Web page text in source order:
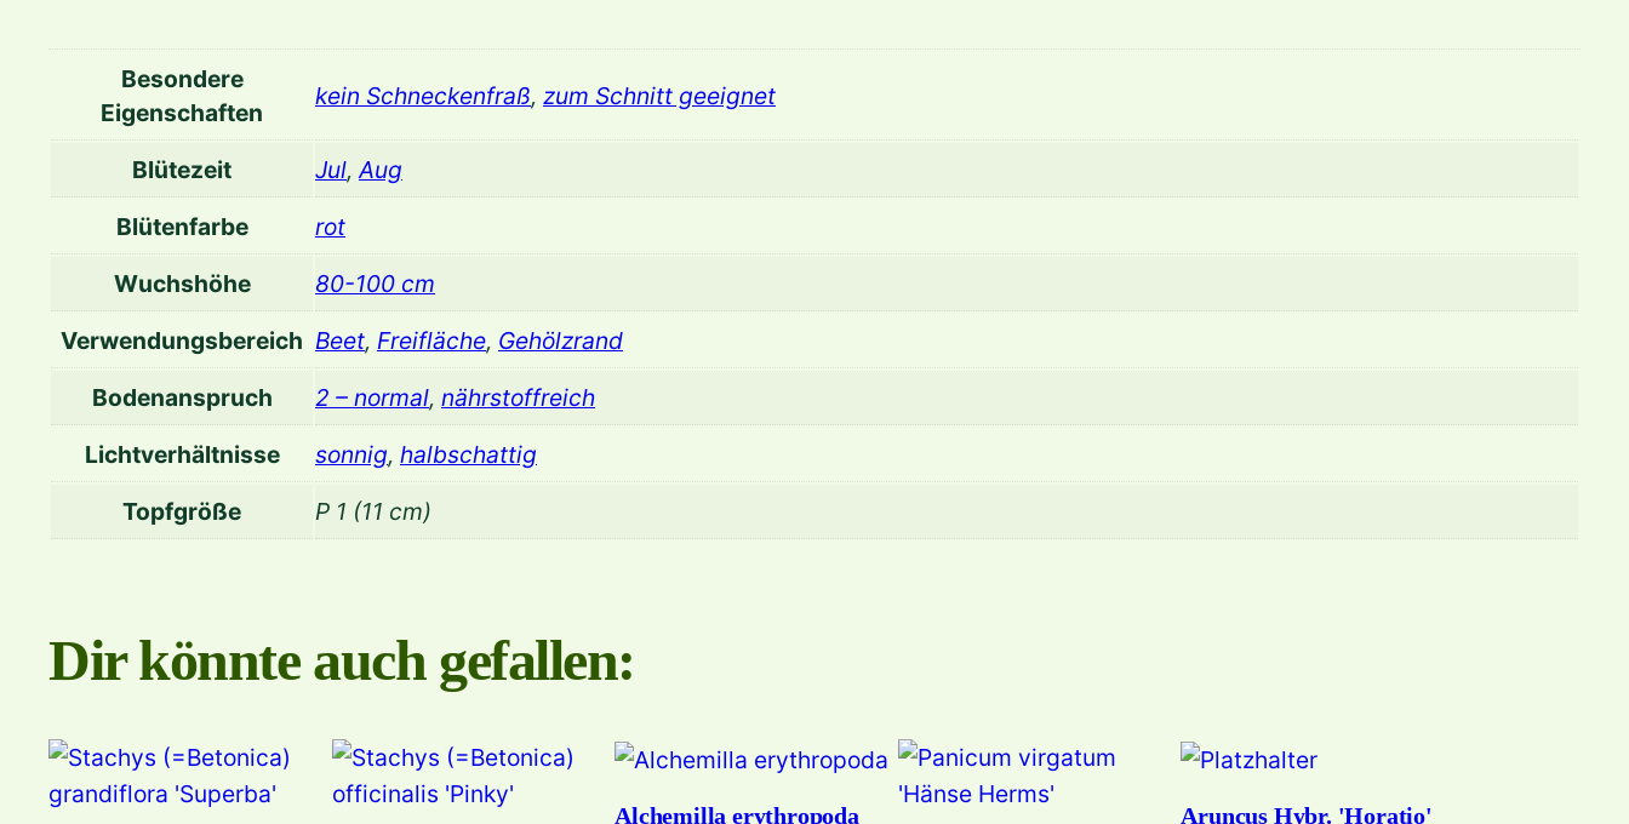
s
L
i
l
o
M
Besondere
Eigenschaften
kein Schneckenfraß, zum Schnitt geeignet
Blütezeit Jul,Aug
Blütenfarbe
rot
Wuchshöhe
80-100 cm
Verwendungsbereich Beet, Freifläche, Gehölzrand
Bodenanspruch
2 – normal, nährstoffreich
Lichtverhältnisse
sonnig, halbschattig
Topfgröße
P 1 (11 cm)
Dir könnte auch gefallen:
Alchemilla erythropoda Aruncus Hybr. 'Horatio'